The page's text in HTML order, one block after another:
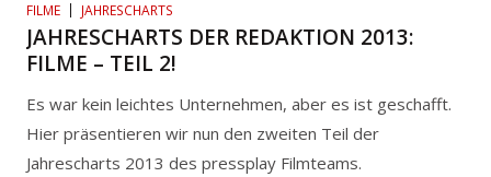
FILME JAHRESCHARTS
JAHRESCHARTS DER REDAKTION 2013:
FILME – TEIL 2!
Es war kein leichtes Unternehmen, aber es ist geschafft.
Hier präsentieren wir nun den zweiten Teil der
Jahrescharts 2013 des pressplay Filmteams.